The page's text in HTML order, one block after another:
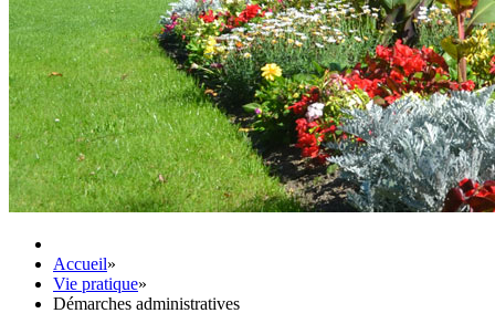
Accueil»
Vie pratique»
Démarches administratives